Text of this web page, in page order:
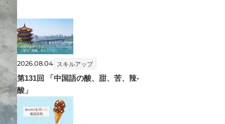
2026.08.04 スキルアップ
第131回 「中国語の酸、甜、苦、辣-
酸」